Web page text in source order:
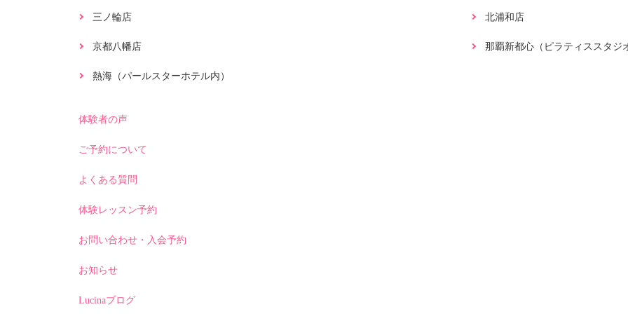
三ノ輪店 北浦和店
京都八幡店 那覇新都心（ピラティススタジ
熱海（パールスターホテル内）
体験者の声
ご予約について
よくある質問
体験レッスン予約
お問い合わせ・入会予約
お知らせ
Lucinaブログ